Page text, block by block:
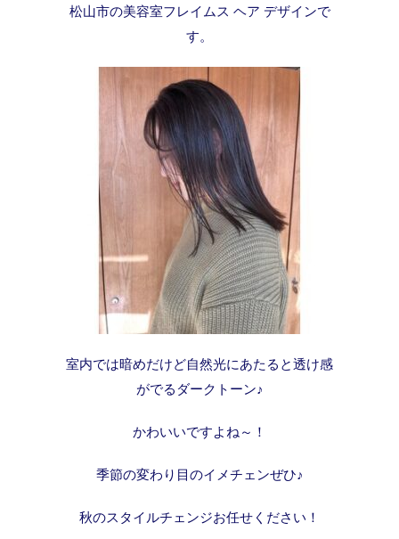
松山市の美容室フレイムス ヘア デザインで
す。
室内では暗めだけど自然光にあたると透け感
がでるダークトーン♪
かわいいですよね～！
季節の変わり目のイメチェンぜひ♪
秋のスタイルチェンジお任せください！